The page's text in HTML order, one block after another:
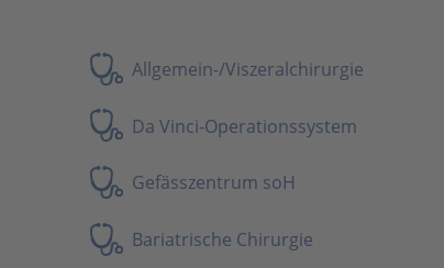
Allgemein-/Viszeralchirurgie
Da Vinci-Operationssystem
Gefässzentrum soH
Bariatrische Chirurgie